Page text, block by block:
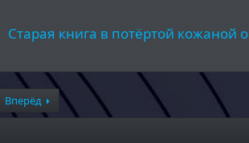
Старая книга в потёртой кожаной
Вперёд